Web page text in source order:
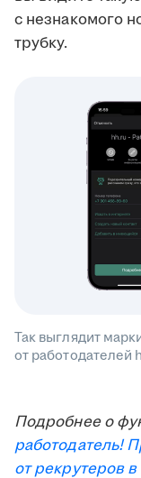
с незнакомого
трубку.
Так выглядит
от работодателей
Подробнее о
работодатель!
от рекрутеров